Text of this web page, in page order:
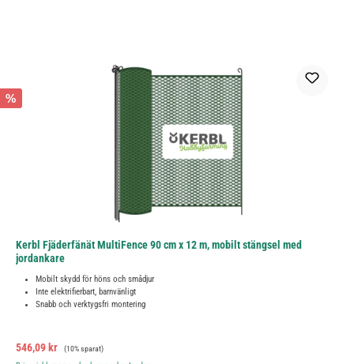
%
Kerbl Fjäderfänät MultiFence 90 cm x 12 m, mobilt stängsel med
jordankare
Mobilt skydd för höns och smådjur
Inte elektrifierbart, barnvänligt
Snabb och verktygsfri montering
Försäljningspris:
546,09 kr Ordinarie pris:
(10% sparat)